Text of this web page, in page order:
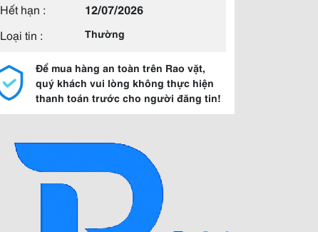
Hết hạn :
12/07/2026
Loại tin :
Thường
Để mua hàng an toàn trên Rao vặt,
quý khách vui lòng không thực hiện
thanh toán trước cho người đăng tin!